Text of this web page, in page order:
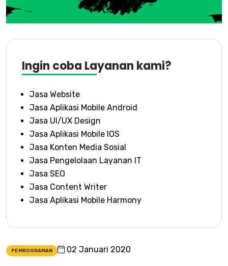
Ingin coba Layanan kami?
Jasa Website
Jasa Aplikasi Mobile Android
Jasa UI/UX Design
Jasa Aplikasi Mobile IOS
Jasa Konten Media Sosial
Jasa Pengelolaan Layanan IT
Jasa SEO
Jasa Content Writer
Jasa Aplikasi Mobile Harmony
PEMROGRAMAN 02 Januari 2020